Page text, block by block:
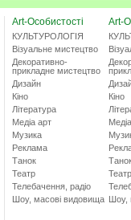
Art-Особистості
КУЛЬТУРОЛОГІЯ
Візуальне мистецтво
Декоративно-
прикладне мистецтво
Дизайн
Кіно
Література
Медіа арт
Музика
Реклама
Танок
Театр
Телебачення, радіо
Шоу, масові видовища
Art-
Кіно
Театр
Шоу,